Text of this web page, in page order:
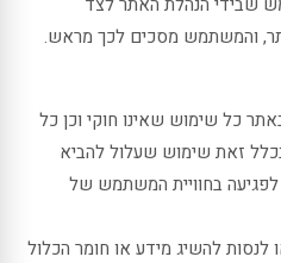
והמשתמש מסכים לכך מראש.
כל שימוש שאינו חוקי וכן כל
זאת שימוש שעלול להביא
בחוויית המשתמש של
להשיג מידע או חומר הכלול